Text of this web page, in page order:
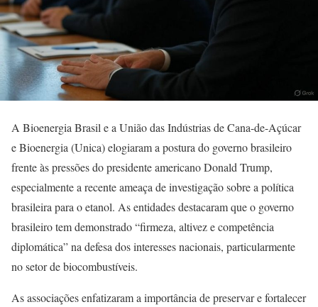
A Bioenergia Brasil e a União das Indústrias de Cana-de-Açúcar
e Bioenergia (Unica) elogiaram a postura do governo brasileiro
frente às pressões do presidente americano Donald Trump,
especialmente a recente ameaça de investigação sobre a política
brasileira para o etanol. As entidades destacaram que o governo
brasileiro tem demonstrado “firmeza, altivez e competência
diplomática” na defesa dos interesses nacionais, particularmente
no setor de biocombustíveis.
As associações enfatizaram a importância de preservar e fortalecer